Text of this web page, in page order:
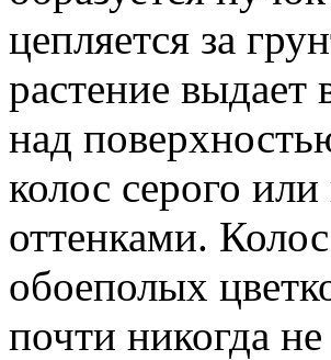
цепляется за
растение выдает
над
колос серого
оттенками.
обоеполых
почти никогда не